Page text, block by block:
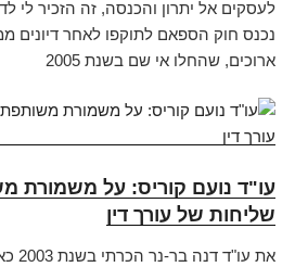
נכנס חוק הספאם לתוקפו לאחר דיונים
ארוכים, שהחלו אי שם בשנת 2005
עו"ד נועם קוריס: על משמורת
שליחות של עורך דין
את